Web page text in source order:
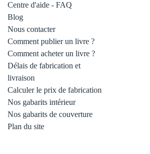
Centre d'aide - FAQ
Blog
Nous contacter
Comment publier un livre ?
Comment acheter un livre ?
Délais de fabrication et
livraison
Calculer le prix de fabrication
Nos gabarits intérieur
Nos gabarits de couverture
Plan du site